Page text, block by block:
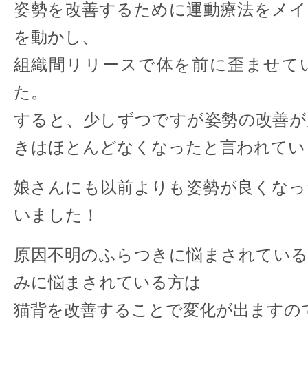
姿勢を改善するために運動療法をメ
を動かし、
組織間リリースで体を前に歪ませて
た。
すると、少しずつですが姿勢の改善
きはほとんどなくなったと言われて
娘さんにも以前よりも姿勢が良くな
いました！
原因不明のふらつきに悩まされてい
みに悩まされている方は
猫背を改善することで変化が出ますの